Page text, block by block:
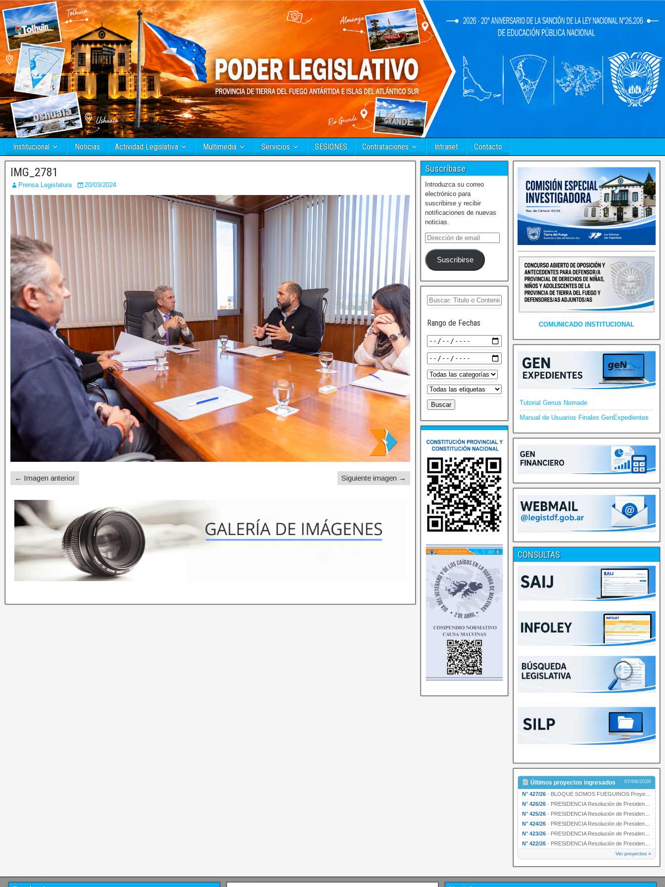
Institucional Noticias Actividad Legislativa Multimedia Servicios SESIONES Contrataciones Intranet Contacto
IMG_2781
Prensa Legislatura 20/03/2024
← Imagen anterior Siguiente imagen →
Suscríbase
Introduzca su correo
electrónico para
suscribirse y recibir
notificaciones de nuevas
noticias.
Suscribirse
Rango de Fechas COMUNICADO INSTITUCIONAL
Tutorial Genus Nomade
Manual de Usuarios Finales GenExpedientes
CONSULTAS
Últimos proyectos ingresados 07/08/2026
N° 427/26 · BLOQUE SOMOS FUEGUINOS Proyecto de Declaración declarando de interés provincial PRESIDENCI…
N° 426/26 · PRESIDENCIA Resolución de Presidencia N° 216/26 declarando de interés provincial la labor …
N° 425/26 · PRESIDENCIA Resolución de Presidencia N° 212/26 declarando de interés provincial el “50° A…
N° 424/26 · PRESIDENCIA Resolución de Presidencia Nº 210/26 declarando de interés provincial el proyec…
N° 423/26 · PRESIDENCIA Resolución de Presidencia Nº 209/26 declarando de interés provincial la presen…
N° 422/26 · PRESIDENCIA Resolución de Presidencia N° 200/26 para su ratificación.
Ver proyectos »